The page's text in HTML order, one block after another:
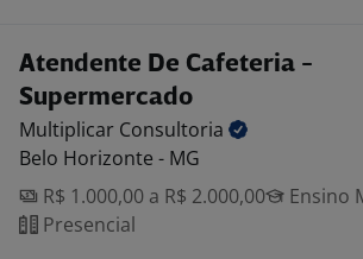
Atendente De Cafeteria -
Supermercado
Multiplicar Consultoria
Belo Horizonte - MG
R$ 1.000,00 a R$ 2.000,00
Ensino
Presencial